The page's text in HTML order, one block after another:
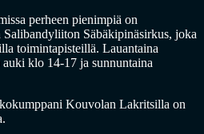
perheen pienimpiä on
Salibandyliiton Säbäkipinäsirkus, joka
toimintapisteillä. Lauantaina
klo 14-17 ja sunnuntaina
Kouvolan Lakritsilla on